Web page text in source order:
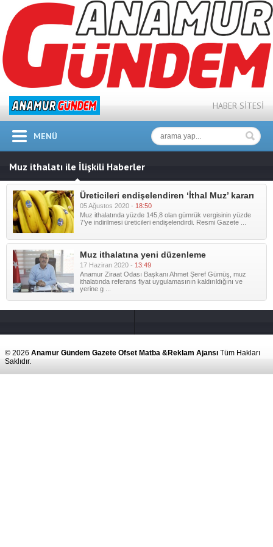
HABER SİTESİ
MENÜ
Muz ithalatı ile İlişkili Haberler
Üreticileri endişelendiren ‘İthal Muz’ kararı
05 Ağustos 2020 - 18:50
Muz ithalatında yüzde 145,8 olan gümrük vergisinin yüzde
7’ye indirilmesi üreticileri endişelendirdi. Resmi Gazete ...
Muz ithalatına yeni düzenleme
17 Haziran 2020 - 13:49
Anamur Ziraat Odası Başkanı Ahmet Şeref Gümüş, muz
ithalatında referans fiyat uygulamasının kaldırıldığını ve
yerine g ...
© 2026 Anamur Gündem Gazete Ofset Matba &Reklam Ajansı Tüm Hakları
Saklıdır.